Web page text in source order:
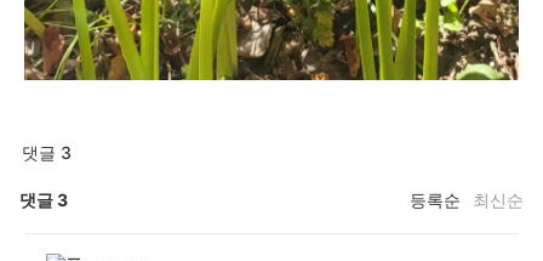
댓글 3
댓글3 등록순 최신순